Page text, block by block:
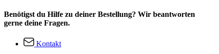
Benötigst du Hilfe zu deiner Bestellung? Wir beantworten
gerne deine Fragen.
Kontakt